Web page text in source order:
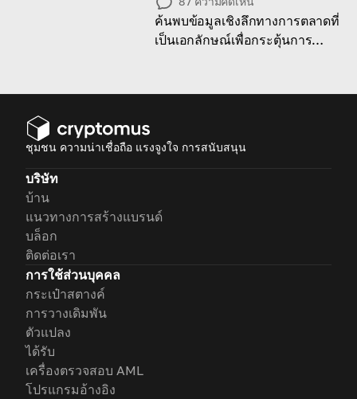
ค้นพบข้อมูลเชิงลึกทางการตลาดที่
เป็นเอกลักษณ์เพื่อกระตุ้นการ
ชุมชน ความน่าเชื่อถือ แรงจูงใจ การสนับสนุน
บริษัท
บ้าน
แนวทางการสร้างแบรนด์
บล็อก
ติดต่อเรา
การใช้ส่วนบุคคล
กระเป๋าสตางค์
การวางเดิมพัน
ตัวแปลง
ได้รับ
เครื่องตรวจสอบ AML
โปรแกรมอ้างอิง